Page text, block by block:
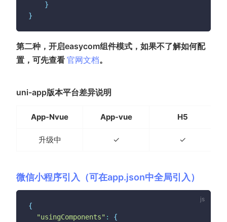
}
}
第二种，开启easycom组件模式，如果不了解如何配
置，可先查看 官网文档(opens new window)
。
uni-app版本平台差异说明
App-Nvue App-vue H5
升级中 ✓ ✓
微信小程序引入（可在app.json中全局引入）
{
"usingComponents" :
{